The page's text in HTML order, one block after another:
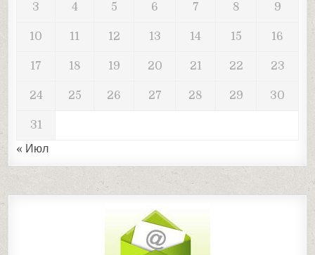
3 4 5 6 7 8 9
10 11 12 13 14 15 16
17 18 19 20 21 22 23
24 25 26 27 28 29 30
31
« Июл